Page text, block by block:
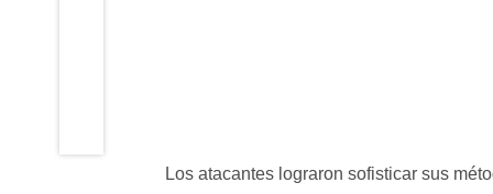
Los atacantes lograron sofisticar sus